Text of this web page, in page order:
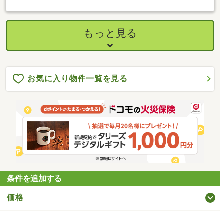
もっと見る
お気に入り物件一覧を見る
条件を追加する
価格